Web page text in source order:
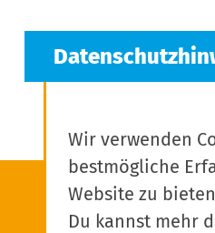
Wir verwenden
bestmögliche
Website zu
Du kannst mehr